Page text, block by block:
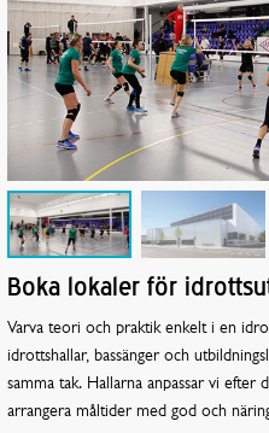
Boka lokaler för
Varva teori och praktik enkelt i en
idrottshallar, bassänger och
samma tak. Hallarna anpassar vi
arrangera måltider med god och